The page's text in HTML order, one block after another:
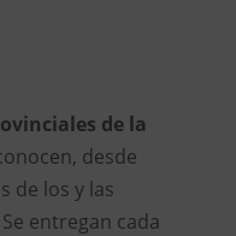
de la
desde
de los y las
entregan cada